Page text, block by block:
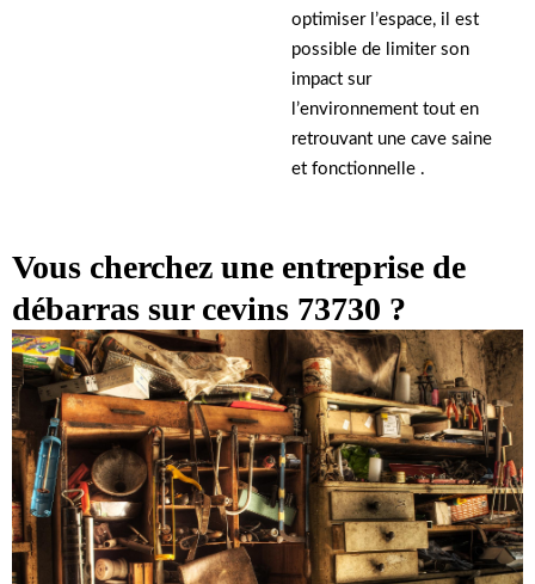
optimiser l’espace, il est
possible de limiter son
impact sur
l’environnement tout en
retrouvant une cave saine
et fonctionnelle .
Vous cherchez une entreprise de
débarras sur cevins 73730 ?